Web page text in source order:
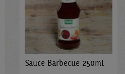
Sauce Barbecue 250ml